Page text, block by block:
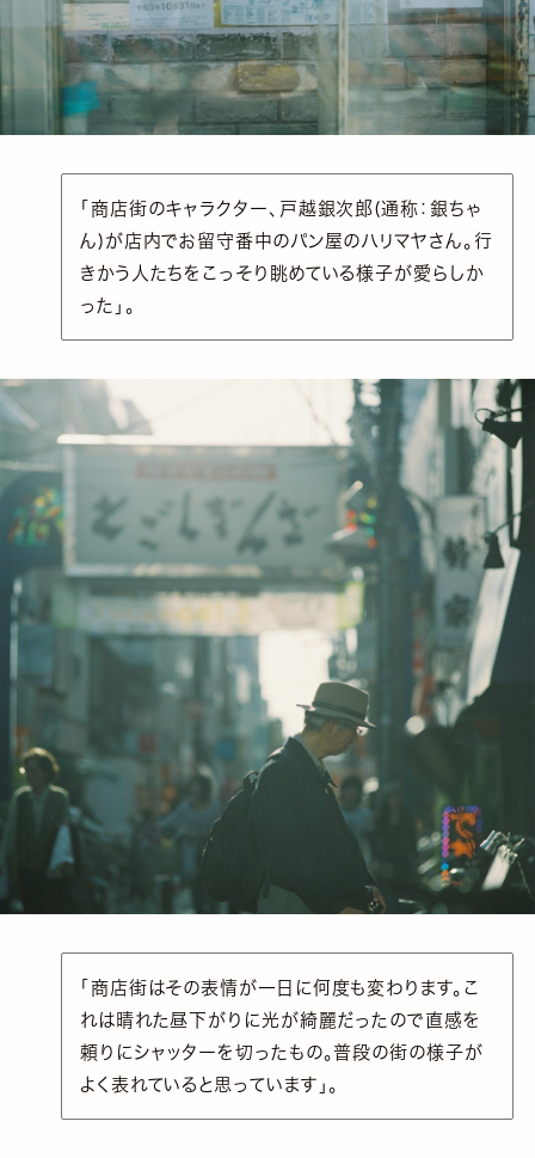
「商店街のキャラクター、戸越銀次郎(通称：銀ちゃ
ん)が店内でお留守番中のパン屋のハリマヤさん。行
きかう人たちをこっそり眺めている様子が愛らしか
った」。
「商店街はその表情が一日に何度も変わります。こ
れは晴れた昼下がりに光が綺麗だったので直感を
頼りにシャッターを切ったもの。普段の街の様子が
よく表れていると思っています」。